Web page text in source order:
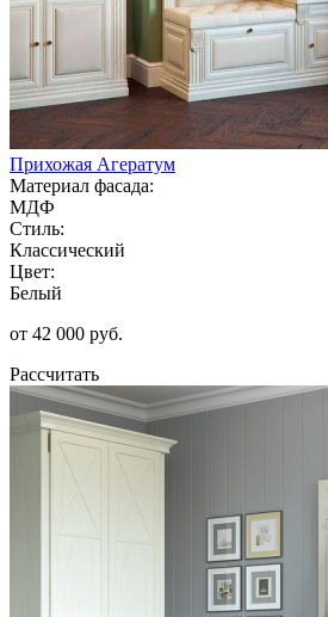
Прихожая Агератум
Материал фасада:
МДФ
Стиль:
Классический
Цвет:
Белый
от 42 000 руб.
Рассчитать